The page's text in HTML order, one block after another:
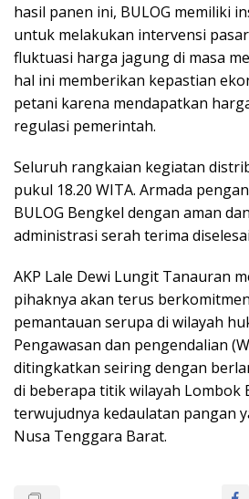
hasil panen ini, BULOG memiliki
untuk melakukan intervensi
fluktuasi harga jagung di masa
hal ini memberikan kepastian
petani karena mendapatkan
regulasi pemerintah.
Seluruh rangkaian kegiatan
pukul 18.20 WITA. Armada
BULOG Bengkel dengan aman
administrasi serah terima
AKP Lale Dewi Lungit Tanauran
pihaknya akan terus
pemantauan serupa di wilayah
Pengawasan dan pengendalian
ditingkatkan seiring dengan
di beberapa titik wilayah Lombok
terwujudnya kedaulatan pangan
Nusa Tenggara Barat.